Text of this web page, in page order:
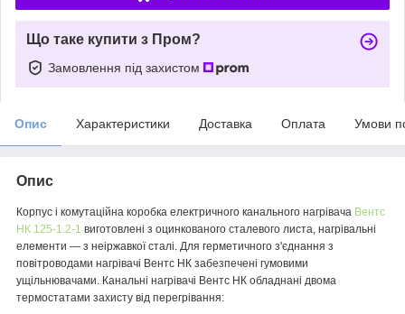
Що таке купити з Пром?
Замовлення під захистом
Опис Характеристики Доставка Оплата Умови
Опис
Корпус і комутаційна коробка електричного канального нагрівача Вентс
НК 125-1.2-1 виготовлені з оцинкованого сталевого листа, нагрівальні
елементи — з неіржавкої сталі. Для герметичного з'єднання з
повітроводами нагрівачі Вентс НК забезпечені гумовими
ущільнювачами. Канальні нагрівачі Вентс НК обладнані двома
термостатами захисту від перегрівання: